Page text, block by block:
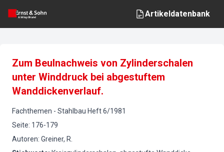
Artikeldatenbank
Zum Beulnachweis von Zylinderschalen
unter Winddruck bei abgestuftem
Wanddickenverlauf.
Fachthemen - Stahlbau Heft6/1981
Seite: 176-179
Autoren: Greiner, R.